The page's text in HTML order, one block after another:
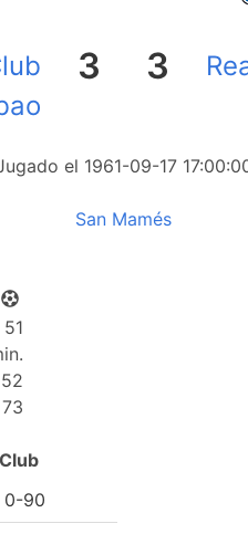
3 3
el 1961-09-17
San Mamés
52
0-90